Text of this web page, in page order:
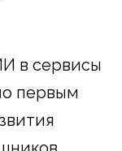
в сервисы
первым